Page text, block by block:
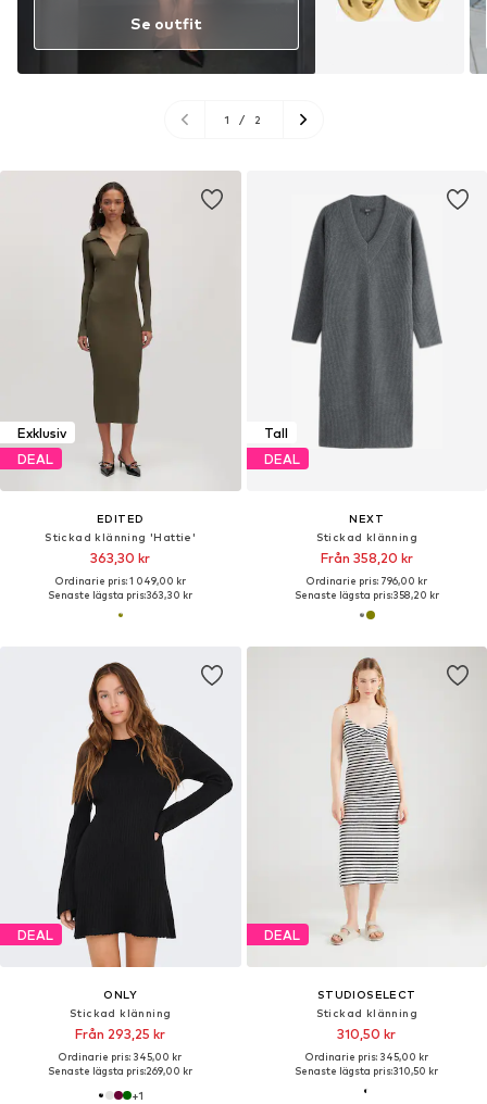
Exklusiv
DEAL
EDITED
Stickad klänning 'Hattie'
363,30 kr
Ordinarie pris: 1 049,00 kr
Senaste lägsta pris:363,30 kr
Se outfit
1 / 2
Tall
DEAL
NEXT
Stickad klänning
Från 358,20 kr
Ordinarie pris: 796,00 kr
Senaste lägsta pris:358,20 kr
DEAL
ONLY
Stickad klänning
Från 293,25 kr
Ordinarie pris: 345,00 kr
Senaste lägsta pris:269,00 kr
+1
DEAL
STUDIOSELECT
Stickad klänning
310,50 kr
Ordinarie pris: 345,00 kr
Senaste lägsta pris:310,50 kr